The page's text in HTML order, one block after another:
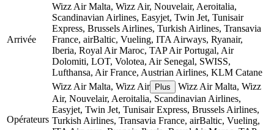
Arrivée
Wizz Air Malta, Wizz Air, Nouvelair, Aeroitalia,
Scandinavian Airlines, Easyjet, Twin Jet, Tunisair
Express, Brussels Airlines, Turkish Airlines, Transavia
France, airBaltic, Vueling, ITA Airways, Ryanair,
Iberia, Royal Air Maroc, TAP Air Portugal, Air
Dolomiti, LOT, Volotea, Air Senegal, SWISS,
Lufthansa, Air France, Austrian Airlines, KLM Catane
Opérateurs
Wizz Air Malta, Wizz Air Plus
Wizz Air Malta, Wizz
Air, Nouvelair, Aeroitalia, Scandinavian Airlines,
Easyjet, Twin Jet, Tunisair Express, Brussels Airlines,
Turkish Airlines, Transavia France, airBaltic, Vueling,